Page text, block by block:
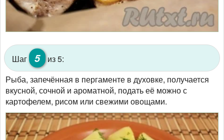
Шаг 5
из 5:
Рыба, запечённая в пергаменте в духовке, получается
вкусной, сочной и ароматной, подать её можно с
картофелем, рисом или свежими овощами.